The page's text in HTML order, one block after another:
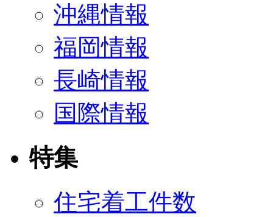
沖縄情報
福岡情報
長崎情報
国際情報
特集
住宅着工件数